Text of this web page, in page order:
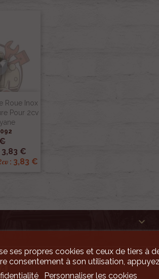
Roue Inox
Pour 2cv
3,83 €
: 3,83 €


ses propres cookies et ceux de tiers à
consentement à son utilisation,
Personnaliser les cookies